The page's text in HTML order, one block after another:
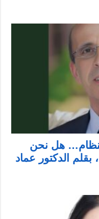
هل نحن
بقلم الدكتور عماد